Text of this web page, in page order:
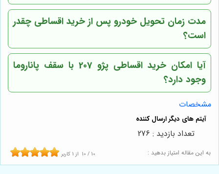
مدت زمان تحویل خودرو پس از خرید اقساطی چقدر
است؟
آیا امکان خرید اقساطی پژو 207 با سقف پاناروما
وجود دارد؟
مشخصات
به این مقاله امتیاز بدهید : 10 / 10 از1 کاربر
تعداد بازدید : 276